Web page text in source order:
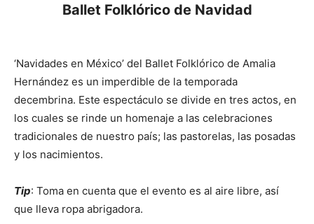
Ballet Folklórico de Navidad
‘Navidades en México’ del Ballet Folklórico de Amalia
Hernández es un imperdible de la temporada
decembrina. Este espectáculo se divide en tres actos, en
los cuales se rinde un homenaje a las celebraciones
tradicionales de nuestro país; las pastorelas, las posadas
y los nacimientos.
Tip: Toma en cuenta que el evento es al aire libre, así
que lleva ropa abrigadora.